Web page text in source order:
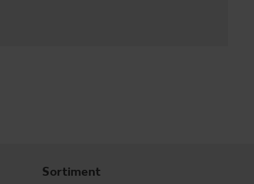
Sortiment